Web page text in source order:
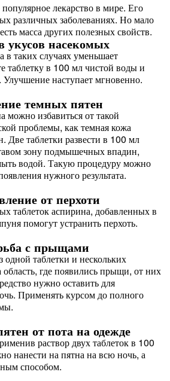
лекарство в мире. Его
различных заболеваниях. Но мало
масса других полезных свойств.⠀
укусов насекомых
таких случаях уменьшает
таблетку в 100 мл чистой воды и
наступает мгновенно.⠀
темных пятен
избавиться от такой‌
проблемы, как темная кожа
таблетки развести в 100 мл
зону подмышечных впадин,
водой‌. Такую процедуру можно
нужного результата.⠀
от перхоти
таблеток аспирина, добавленных в
помогут устранить перхоть.⠀
с прыщами
одной‌ таблетки и нескольких
где появились прыщи, от них
нужно оставить для
Применять курсом до полного
от пота на одежде
раствор двух таблеток в 100
нанести на пятна на всю ночь, а
способом.⠀